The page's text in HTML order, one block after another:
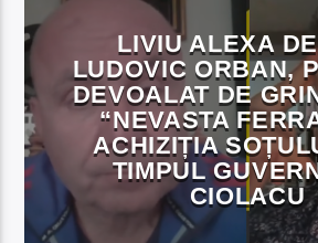
LIVIU ALEXA
LUDOVIC ORBAN,
DEVOALAT DE
“NEVASTA
ACHIZIȚIA
TIMPUL
CIOLACU